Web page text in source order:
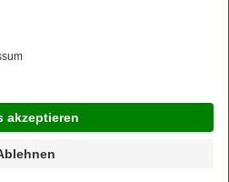
auswählen und noch
entdecken!
ein und sehen Sie alle Angebote aus Ihrer
Region.